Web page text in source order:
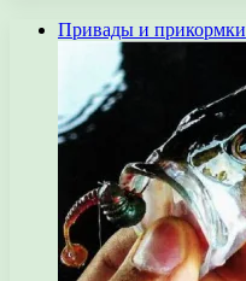
Привады и прикормки